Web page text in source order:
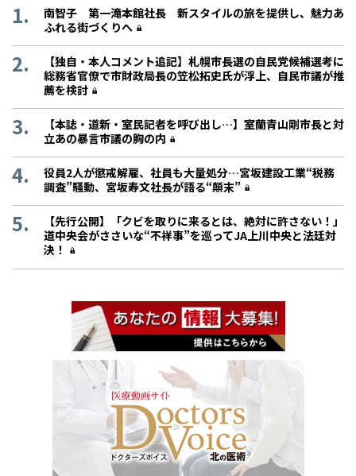
南智子 第一滝本館社長 新スタイルの旅を提供し、魅力あ
ふれる街づくりへ
【独自・本人コメント追記】札幌市長選の自民党候補選考に
総務省官僚で市財政局長の笠松拓史氏が浮上、自民市議が推
薦を検討
【本誌・道新・室民記者を呼び出し…】室蘭青山剛市長と対
立あの暴言市議の胸の内
役員2人が懲戒解雇、社員も大量処分…宮坂建設工業“税務
調査”騒動、宮坂寿文社長が語る“顛末”
【先行公開】「クビを取りに来るとは、絶対に許さない！」
道中央会がささいな“不祥事”を巡ってJA上川中央と法廷対
決！